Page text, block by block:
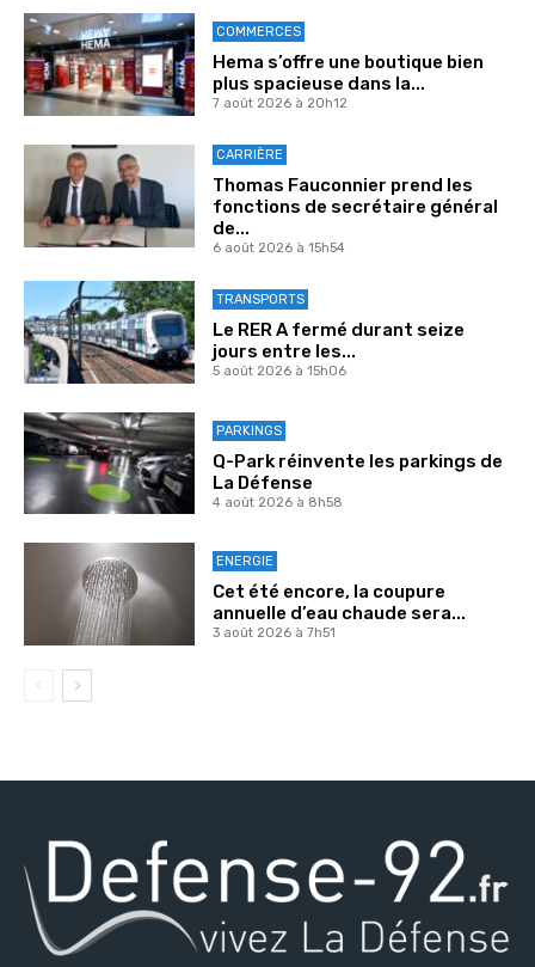
COMMERCES
Hema s’offre une boutique bien
plus spacieuse dans la...
7 août 2026 à 20h12
CARRIÈRE
Thomas Fauconnier prend les
fonctions de secrétaire général
de...
6 août 2026 à 15h54
TRANSPORTS
Le RER A fermé durant seize
jours entre les...
5 août 2026 à 15h06
PARKINGS
Q-Park réinvente les parkings de
La Défense
4 août 2026 à 8h58
ENERGIE
Cet été encore, la coupure
annuelle d’eau chaude sera...
3 août 2026 à 7h51